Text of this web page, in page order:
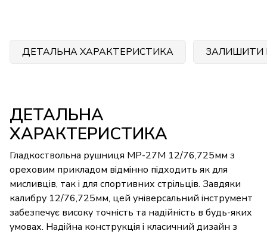
ДЕТАЛЬНА ХАРАКТЕРИСТИКА ЗАЛИШИТИ
ДЕТАЛЬНА
ХАРАКТЕРИСТИКА
Гладкоствольна рушниця МР-27М 12/76,725мм з
ореховим прикладом відмінно підходить як для
мисливців, так і для спортивних стрільців. Завдяки
калибру 12/76,725мм, цей універсальний інструмент
забезпечує високу точність та надійність в будь-яких
умовах. Надійна конструкція і класичний дизайн з